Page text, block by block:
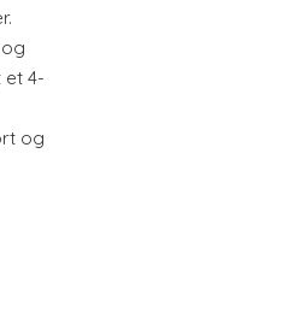
et 4-
og